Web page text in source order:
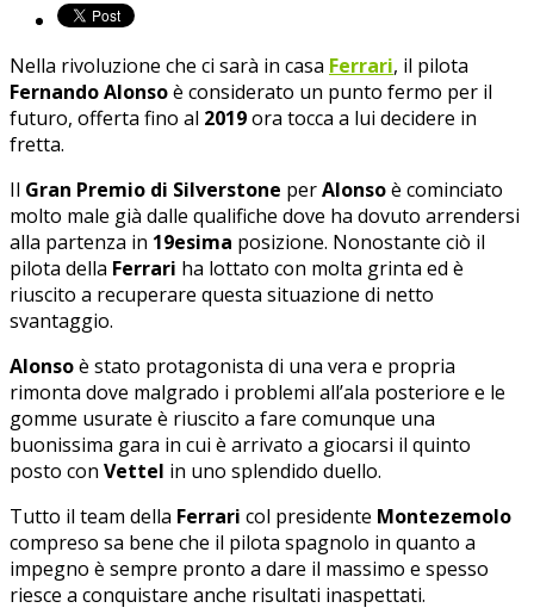
Nella rivoluzione che ci sarà in casa Ferrari, il pilota
Fernando Alonsoè considerato un punto fermo per il
futuro, offerta fino al 2019ora tocca a lui decidere in
fretta.
Il Gran Premio di Silverstone perAlonsoè cominciato
molto male già dalle qualifiche dove ha dovuto arrendersi
alla partenza in 19esima posizione. Nonostante ciò il
pilota della Ferrari ha lottato con molta grinta ed è
riuscito a recuperare questa situazione di netto
svantaggio.
Alonsoè stato protagonista di una vera e propria
rimonta dove malgrado i problemi all’ala posteriore e le
gomme usurate è riuscito a fare comunque una
buonissima gara in cui è arrivato a giocarsi il quinto
posto con Vettel in uno splendido duello.
Tutto il team della Ferrari col presidente Montezemolo
compreso sa bene che il pilota spagnolo in quanto a
impegno è sempre pronto a dare il massimo e spesso
riesce a conquistare anche risultati inaspettati.